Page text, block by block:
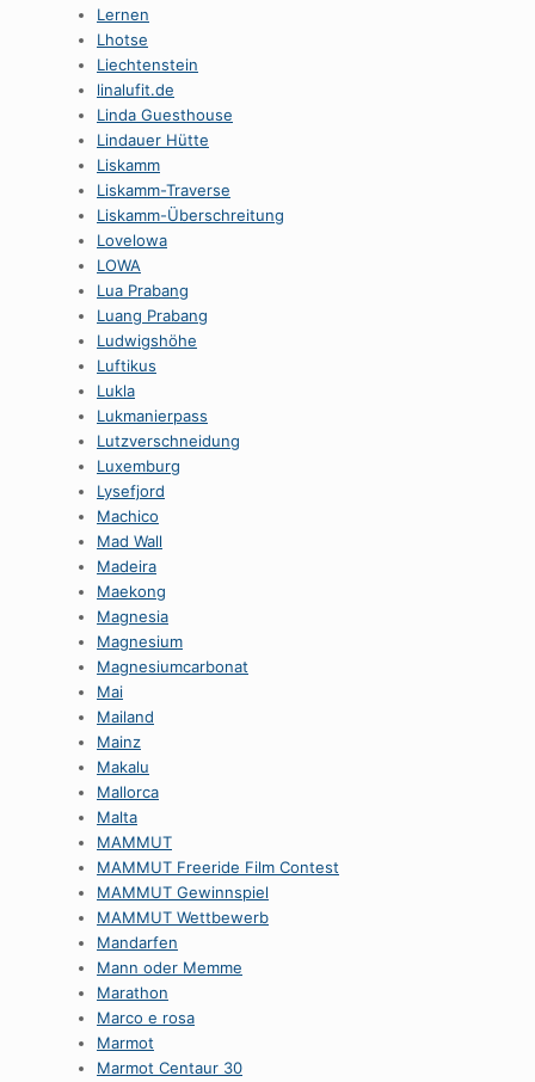
Lernen
Lhotse
Liechtenstein
linalufit.de
Linda Guesthouse
Lindauer Hütte
Liskamm
Liskamm-Traverse
Liskamm-Überschreitung
Lovelowa
LOWA
Lua Prabang
Luang Prabang
Ludwigshöhe
Luftikus
Lukla
Lukmanierpass
Lutzverschneidung
Luxemburg
Lysefjord
Machico
Mad Wall
Madeira
Maekong
Magnesia
Magnesium
Magnesiumcarbonat
Mai
Mailand
Mainz
Makalu
Mallorca
Malta
MAMMUT
MAMMUT Freeride Film Contest
MAMMUT Gewinnspiel
MAMMUT Wettbewerb
Mandarfen
Mann oder Memme
Marathon
Marco e rosa
Marmot
Marmot Centaur 30